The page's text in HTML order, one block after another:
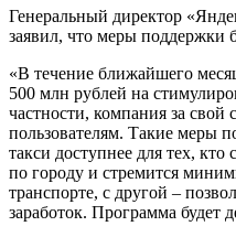
Генеральный директор
заявил, что меры поддержки
«В течение ближайшего
500 млн рублей на
частности, компания за свой
пользователям. Такие меры
такси доступнее для тех,
по городу и стремится
транспорте, с другой –
заработок. Программа будет